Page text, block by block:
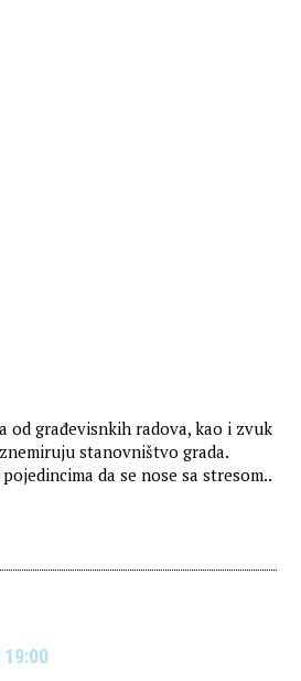
od građevisnkih radova, kao i zvuk
stanovništvo grada.
da se nose sa stresom..
19:00